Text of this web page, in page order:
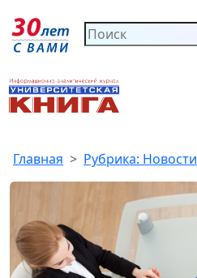
Главная Рубрика: Новости